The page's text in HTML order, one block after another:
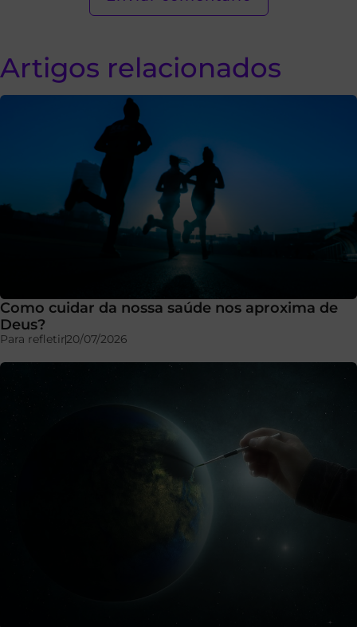
Artigos relacionados
Como cuidar da nossa saúde nos aproxima de
Deus?
Para refletir20/07/2026